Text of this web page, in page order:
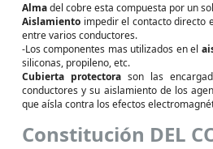
Almadel cobre esta compuesta por un
Aislamiento impedir el contacto directo
entre varios conductores.
-Los componentes mas utilizados en el
siliconas, propileno, etc.
Cubierta protectora son las
conductores y su aislamiento de los
que aísla contra los efectos
Constitución DEL